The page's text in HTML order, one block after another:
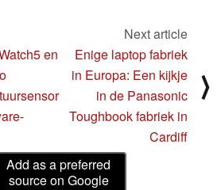
en
Next article
Enige laptop fabriek
in Europa: Een kijkje
in de Panasonic
Toughbook fabriek in
Cardiff
⟩
Add as a preferred
source on Google